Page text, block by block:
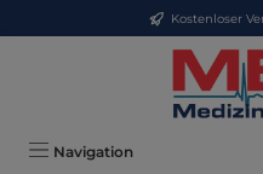
Zum Hauptinhalt springenKostenloser
Navigation